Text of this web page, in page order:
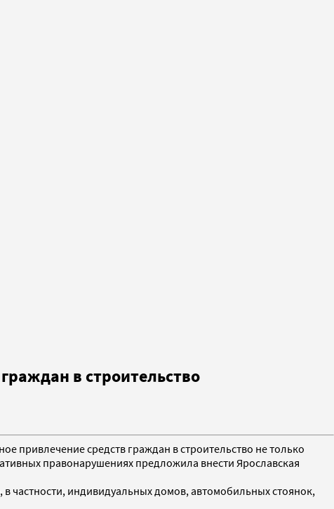
в строительство
привлечение средств граждан в строительство не только
правонарушениях предложила внести Ярославская
частности, индивидуальных домов, автомобильных стоянок,